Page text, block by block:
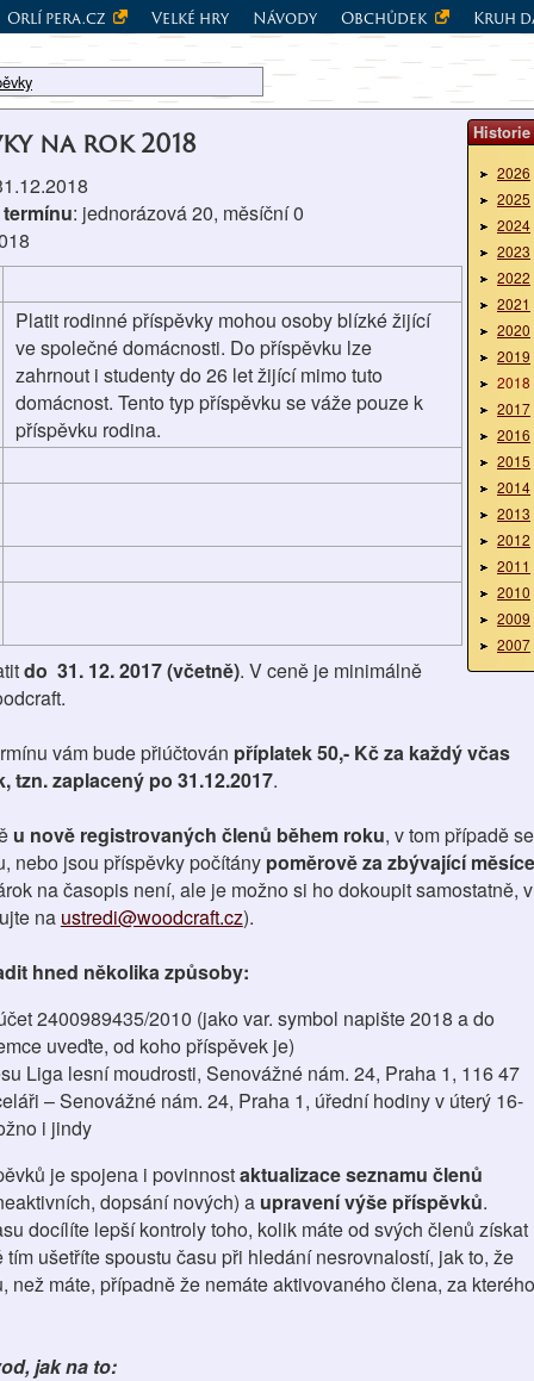
Orlí pera.cz Velké hry Návody Obchůdek Kruh
Historie
2026
2025
2024
2023
2022
2021
2020
2019
2018
2017
2016
2015
2014
2013
2012
2011
2010
2009
2007
na rok 2018
: jednorázová 20, měsíční 0
Platit rodinné příspěvky mohou osoby blízké žijící
ve společné domácnosti. Do příspěvku lze
zahrnout i studenty do 26 let žijící mimo tuto
domácnost. Tento typ příspěvku se váže pouze k
příspěvku rodina.
do 31. 12. 2017 (včetně). V ceně je minimálně
vám bude přiúčtován příplatek 50,- Kč za každý včas
tzn. zaplacený po 31.12.2017.
u nově registrovaných členů během roku, v tom případě se
nebo jsou příspěvky počítánypoměrově za zbývající měsíce
na časopis není, ale je možno si ho dokoupit samostatně, v
na ustredi@woodcraft.cz).
hned několika způsoby:
2400989435/2010 (jako var. symbol napište 2018 a do
uveďte, od koho příspěvek je)
Liga lesní moudrosti, Senovážné nám. 24, Praha 1, 116 47
– Senovážné nám. 24, Praha 1, úřední hodiny v úterý 16-
i jindy
je spojena i povinnostaktualizace seznamu členů
dopsání nových) a upravení výše příspěvků.
docílíte lepší kontroly toho, kolik máte od svých členů získat
ušetříte spoustu času při hledání nesrovnalostí, jak to, že
než máte, případně že nemáte aktivovaného člena, za kterého
jak na to: